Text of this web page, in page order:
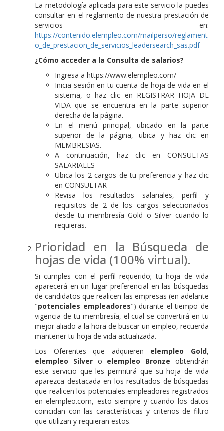
La metodología aplicada para este servicio la puedes
consultar en el reglamento de nuestra prestación de
servicios en:
https://contenido.elempleo.com/mailperso/reglament
o_de_prestacion_de_servicios_leadersearch_sas.pdf
¿Cómo acceder a la Consulta de salarios?
Ingresa a https://www.elempleo.com/
Inicia sesión en tu cuenta de hoja de vida en el
sistema, o haz clic en REGISTRAR HOJA DE
VIDA que se encuentra en la parte superior
derecha de la página.
En el menú principal, ubicado en la parte
superior de la página, ubica y haz clic en
MEMBRESIAS.
A continuación, haz clic en CONSULTAS
SALARIALES
Ubica los 2 cargos de tu preferencia y haz clic
en CONSULTAR
Revisa los resultados salariales, perfil y
requisitos de 2 de los cargos seleccionados
desde tu membresía Gold o Silver cuando lo
requieras.
Prioridad en la Búsqueda de
hojas de vida (100% virtual).
Si cumples con el perfil requerido; tu hoja de vida
aparecerá en un lugar preferencial en las búsquedas
de candidatos que realicen las empresas (en adelante
"potenciales empleadores") durante el tiempo de
vigencia de tu membresía, el cual se convertirá en tu
mejor aliado a la hora de buscar un empleo, recuerda
mantener tu hoja de vida actualizada.
Los Oferentes que adquieren elempleo Gold,
elempleo Silvero elempleo Bronze obtendrán
este servicio que les permitirá que su hoja de vida
aparezca destacada en los resultados de búsquedas
que realicen los potenciales empleadores registrados
en elempleo.com, esto siempre y cuando los datos
coincidan con las características y criterios de filtro
que utilizan y requieran estos.